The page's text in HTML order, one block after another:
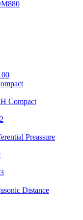
Compact
Preassure
Distance